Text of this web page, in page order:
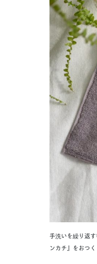
手洗いを繰り返
ンカチ』をおつ